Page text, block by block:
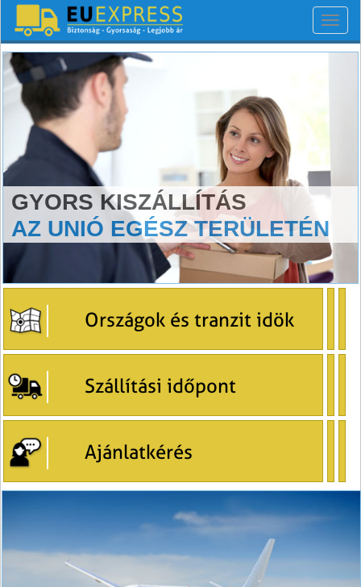
GYORS KISZÁLLÍTÁS
AZ UNIÓ EGÉSZ TERÜLETÉN
Országok és tranzit idök
Szállítási időpont
Ajánlatkérés